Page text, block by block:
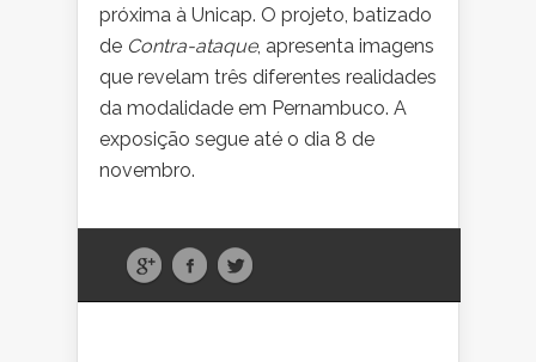
próxima à Unicap. O projeto, batizado
de Contra-ataque, apresenta imagens
que revelam três diferentes realidades
da modalidade em Pernambuco. A
exposição segue até o dia 8 de
novembro.